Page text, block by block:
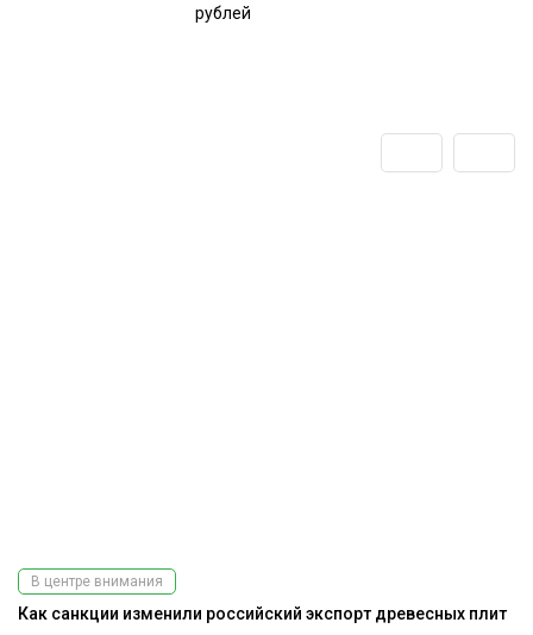
рублей
В центре внимания
Как санкции изменили российский экспорт древесных плит